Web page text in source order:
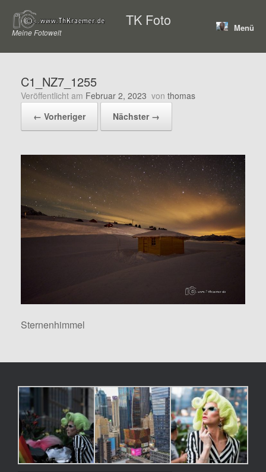
Inhalt
springen
TK Foto
Meine Fotowelt Menü
C1_NZ7_1255
Veröffentlicht am Februar 2, 2023 von thomas
← Vorheriger
Nächster →
Sternenhimmel